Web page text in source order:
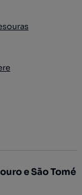
e São Tomé